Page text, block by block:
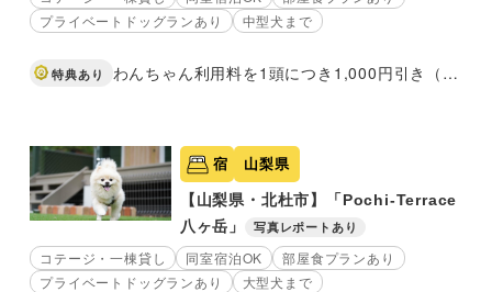
プライベートドッグランあり
中型犬まで
特典あり わんちゃん利用料を1頭につき1,000円引き（3頭なら3,000円引き）
宿 山梨県
【山梨県・北杜市】「Pochi-Terrace
八ヶ岳」
写真レポートあり
コテージ・一棟貸し 同室宿泊OK
部屋食プランあり
プライベートドッグランあり
大型犬まで